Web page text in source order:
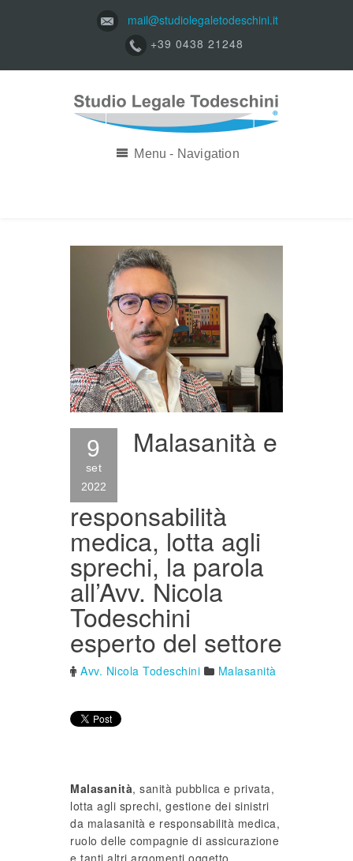
mail@studiolegaletodeschini.it
+39 0438 21248
Menu - Navigation
9
set
2022
Malasanità e
responsabilità
medica, lotta agli
sprechi, la parola
all’Avv. Nicola
Todeschini
esperto del settore
Avv. Nicola Todeschini Malasanità
Malasanità, sanità pubblica e privata,
lotta agli sprechi, gestione dei sinistri
da malasanità e responsabilità medica,
ruolo delle compagnie di assicurazione
e tanti altri argomenti oggetto